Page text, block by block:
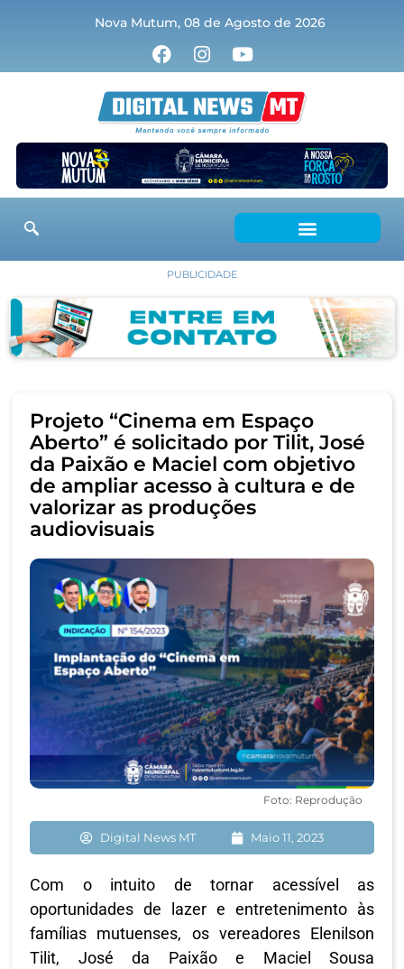
Nova Mutum, 08 de Agosto de 2026
PUBLICIDADE
Projeto “Cinema em Espaço
Aberto” é solicitado por Tilit, José
da Paixão e Maciel com objetivo
de ampliar acesso à cultura e de
valorizar as produções
audiovisuais
Foto: Reprodução
Digital News MT Maio 11, 2023
Com o intuito de tornar acessível as
oportunidades de lazer e entretenimento às
famílias mutuenses, os vereadores Elenilson
Tilit, José da Paixão e Maciel Sousa